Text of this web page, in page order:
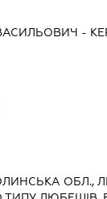
-
ОБЛ.,